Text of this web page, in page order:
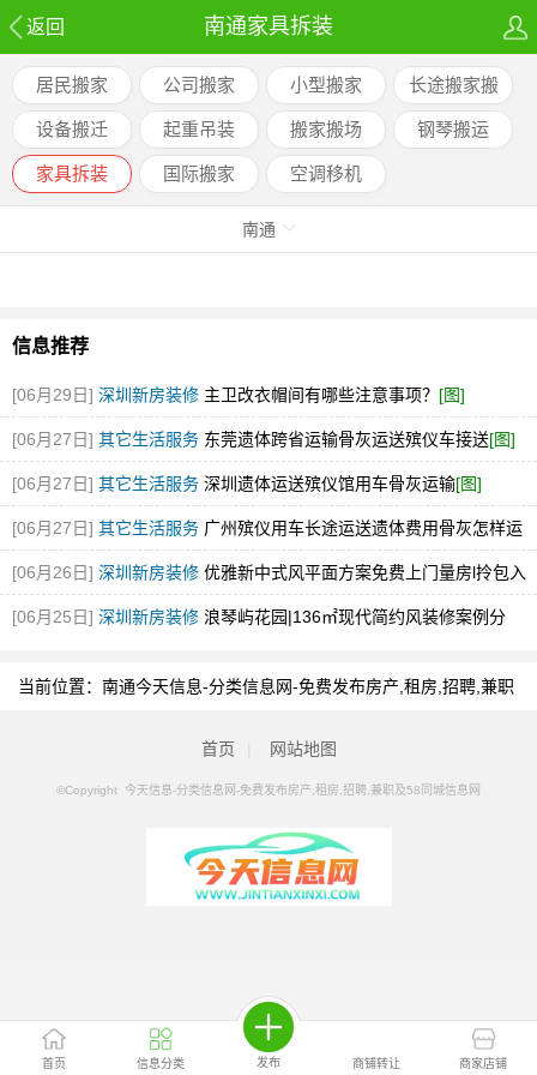
返回 南通家具拆装
首页 信息分类 发布 商铺转让 商家店铺
居民搬家 公司搬家 小型搬家
长途搬家搬
运
设备搬迁 起重吊装 搬家搬场 钢琴搬运
家具拆装 国际搬家 空调移机
南通
信息推荐
[06月29日] 深圳新房装修 主卫改衣帽间有哪些注意事项？ [图]
[06月27日] 其它生活服务 东莞遗体跨省运输骨灰运送殡仪车接送[图]
[06月27日] 其它生活服务 深圳遗体运送殡仪馆用车骨灰运输[图]
[06月27日] 其它生活服务 广州殡仪用车长途运送遗体费用骨灰怎样运
输[图]
[06月26日] 深圳新房装修 优雅新中式风平面方案免费上门量房l拎包入
住！[图]
[06月25日] 深圳新房装修 浪琴屿花园|136㎡现代简约风装修案例分
当前位置： 南通今天信息-分类信息网-免费发布房产,租房,招聘,兼职
首页 网站地图
©Copyright 今天信息-分类信息网-免费发布房产,租房,招聘,兼职及58同城信息网